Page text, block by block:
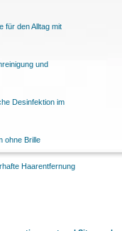
für den Alltag mit
und
Desinfektion im
ohne Brille
Haarentfernung